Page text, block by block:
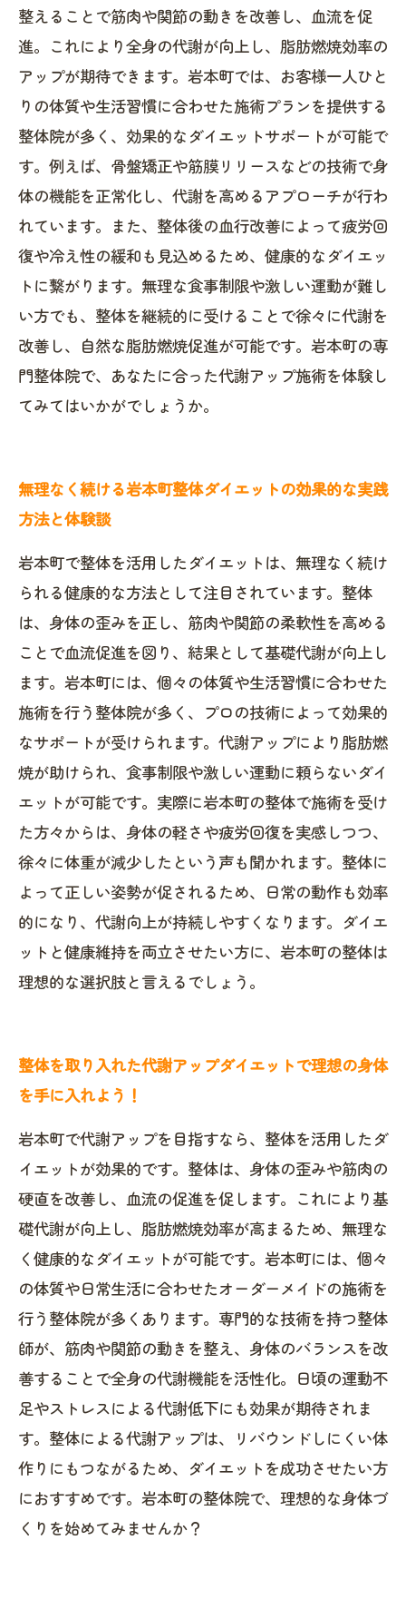
整えることで筋肉や関節の動きを改善し、血流を促
進。これにより全身の代謝が向上し、脂肪燃焼効率の
アップが期待できます。岩本町では、お客様一人ひと
りの体質や生活習慣に合わせた施術プランを提供する
整体院が多く、効果的なダイエットサポートが可能で
す。例えば、骨盤矯正や筋膜リリースなどの技術で身
体の機能を正常化し、代謝を高めるアプローチが行わ
れています。また、整体後の血行改善によって疲労回
復や冷え性の緩和も見込めるため、健康的なダイエッ
トに繋がります。無理な食事制限や激しい運動が難し
い方でも、整体を継続的に受けることで徐々に代謝を
改善し、自然な脂肪燃焼促進が可能です。岩本町の専
門整体院で、あなたに合った代謝アップ施術を体験し
てみてはいかがでしょうか。
無理なく続ける岩本町整体ダイエットの効果的な実践
方法と体験談
岩本町で整体を活用したダイエットは、無理なく続け
られる健康的な方法として注目されています。整体
は、身体の歪みを正し、筋肉や関節の柔軟性を高める
ことで血流促進を図り、結果として基礎代謝が向上し
ます。岩本町には、個々の体質や生活習慣に合わせた
施術を行う整体院が多く、プロの技術によって効果的
なサポートが受けられます。代謝アップにより脂肪燃
焼が助けられ、食事制限や激しい運動に頼らないダイ
エットが可能です。実際に岩本町の整体で施術を受け
た方々からは、身体の軽さや疲労回復を実感しつつ、
徐々に体重が減少したという声も聞かれます。整体に
よって正しい姿勢が促されるため、日常の動作も効率
的になり、代謝向上が持続しやすくなります。ダイエ
ットと健康維持を両立させたい方に、岩本町の整体は
理想的な選択肢と言えるでしょう。
整体を取り入れた代謝アップダイエットで理想の身体
を手に入れよう！
岩本町で代謝アップを目指すなら、整体を活用したダ
イエットが効果的です。整体は、身体の歪みや筋肉の
硬直を改善し、血流の促進を促します。これにより基
礎代謝が向上し、脂肪燃焼効率が高まるため、無理な
く健康的なダイエットが可能です。岩本町には、個々
の体質や日常生活に合わせたオーダーメイドの施術を
行う整体院が多くあります。専門的な技術を持つ整体
師が、筋肉や関節の動きを整え、身体のバランスを改
善することで全身の代謝機能を活性化。日頃の運動不
足やストレスによる代謝低下にも効果が期待されま
す。整体による代謝アップは、リバウンドしにくい体
作りにもつながるため、ダイエットを成功させたい方
におすすめです。岩本町の整体院で、理想的な身体づ
くりを始めてみませんか？